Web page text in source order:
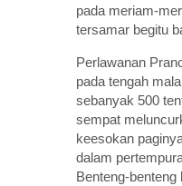
pada meriam-
tersamar begitu
Perlawanan
pada tengah
sebanyak 500
sempat
keesokan
dalam
Benteng-benteng